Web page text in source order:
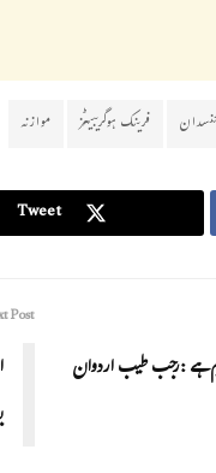
فرینک ہوگریبیٹز موازنہ
Tweet
ہے :رجب طیب اردوان
Post